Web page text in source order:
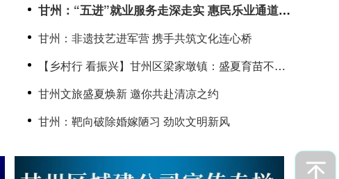
甘州：“五进”就业服务走深走实 惠民乐业通道越
拓越宽
甘州：非遗技艺进军营 携手共筑文化连心桥
【乡村行 看振兴】甘州区梁家墩镇：盛夏育苗不停
歇 抢抓农时备栽忙
甘州文旅盛夏焕新 邀你共赴清凉之约
甘州：靶向破除婚嫁陋习 劲吹文明新风